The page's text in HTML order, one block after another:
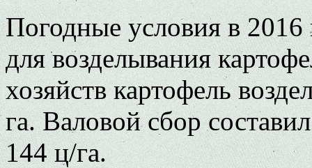
Погодные условия в
для возделывания
хозяйств картофель
га. Валовой сбор
144 ц/га.